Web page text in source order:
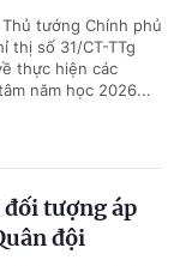
tướng Chính phủ
thị số 31/CT-TTg
thực hiện các
năm học 2026...
tượng áp
đội